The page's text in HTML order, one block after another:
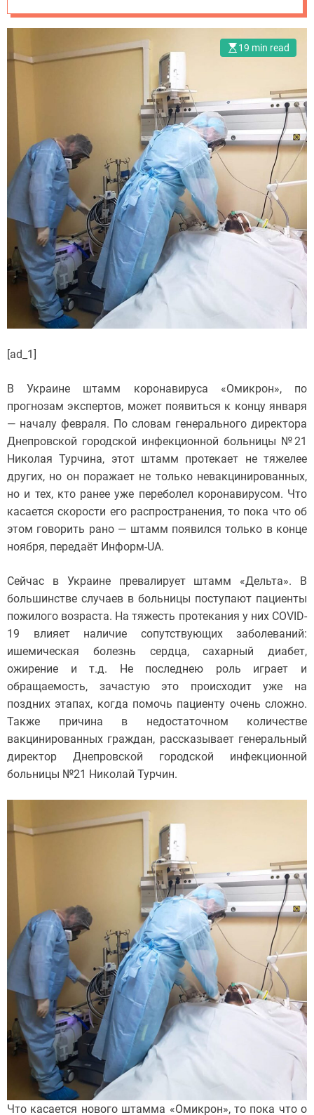
19 min read
[ad_1]
В Украине штамм коронавируса «Омикрон», по
прогнозам экспертов, может появиться к концу января
— началу февраля. По словам генерального директора
Днепровской городской инфекционной больницы №21
Николая Турчина, этот штамм протекает не тяжелее
других, но он поражает не только невакцинированных,
но и тех, кто ранее уже переболел коронавирусом. Что
касается скорости его распространения, то пока что об
этом говорить рано — штамм появился только в конце
ноября, передаёт Информ-UA.
Сейчас в Украине превалирует штамм «Дельта». В
большинстве случаев в больницы поступают пациенты
пожилого возраста. На тяжесть протекания у них COVID-
19 влияет наличие сопутствующих заболеваний:
ишемическая болезнь сердца, сахарный диабет,
ожирение и т.д. Не последнею роль играет и
обращаемость, зачастую это происходит уже на
поздних этапах, когда помочь пациенту очень сложно.
Также причина в недостаточном количестве
вакцинированных граждан, рассказывает генеральный
директор Днепровской городской инфекционной
больницы №21 Николай Турчин.
Что касается нового штамма «Омикрон», то пока что о